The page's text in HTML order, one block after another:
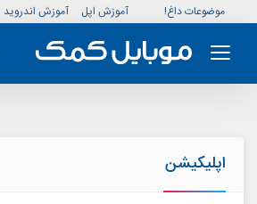
موضوعات داغ! آموزش اپل آموزش اندروید
اپلیکیشن